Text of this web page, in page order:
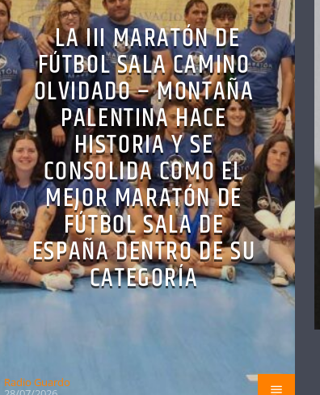
LA III MARATÓN DE
FÚTBOL SALA CAMINO
OLVIDADO – MONTAÑA
PALENTINA HACE
HISTORIA Y SE
CONSOLIDA COMO EL
MEJOR MARATÓN DE
FÚTBOL SALA DE
ESPAÑA DENTRO DE SU
CATEGORÍA
Radio Guardo